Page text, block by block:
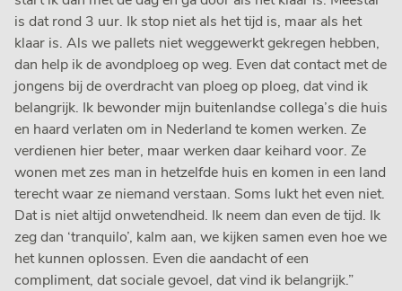
is dat rond 3 uur. Ik stop niet als het tijd is, maar als het
klaar is. Als we pallets niet weggewerkt gekregen hebben,
dan help ik de avondploeg op weg. Even dat contact met de
jongens bij de overdracht van ploeg op ploeg, dat vind ik
belangrijk. Ik bewonder mijn buitenlandse collega’s die huis
en haard verlaten om in Nederland te komen werken. Ze
verdienen hier beter, maar werken daar keihard voor. Ze
wonen met zes man in hetzelfde huis en komen in een land
terecht waar ze niemand verstaan. Soms lukt het even niet.
Dat is niet altijd onwetendheid. Ik neem dan even de tijd. Ik
zeg dan ‘tranquilo’, kalm aan, we kijken samen even hoe we
het kunnen oplossen. Even die aandacht of een
compliment, dat sociale gevoel, dat vind ik belangrijk.”